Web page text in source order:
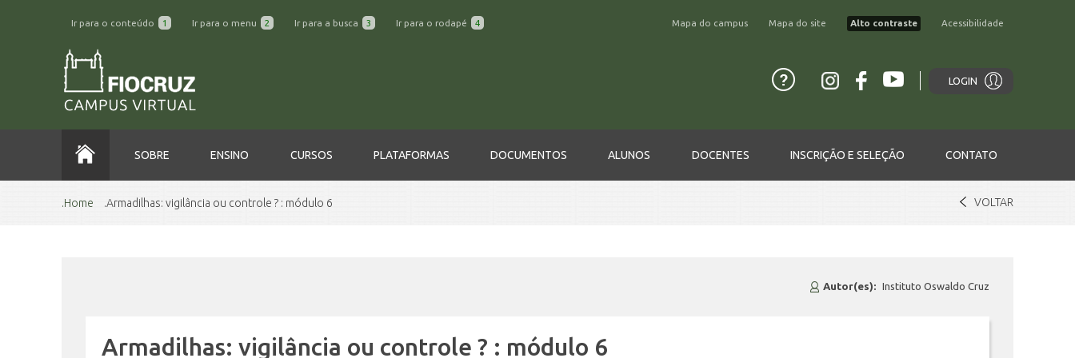
Ir para o conteúdo 1 Ir para o menu 2 Ir para a busca 3 Ir para o rodapé 4 Mapa do campus Mapa do site Alto contraste Acessibilidade
LOGIN
SOBRE ENSINO CURSOS PLATAFORMAS DOCUMENTOS ALUNOS DOCENTES INSCRIÇÃO E SELEÇÃO CONTATO
Home Armadilhas: vigilância ou controle ? : módulo 6 VOLTAR
Autor(es): Instituto Oswaldo Cruz
Armadilhas: vigilância ou controle ? : módulo 6